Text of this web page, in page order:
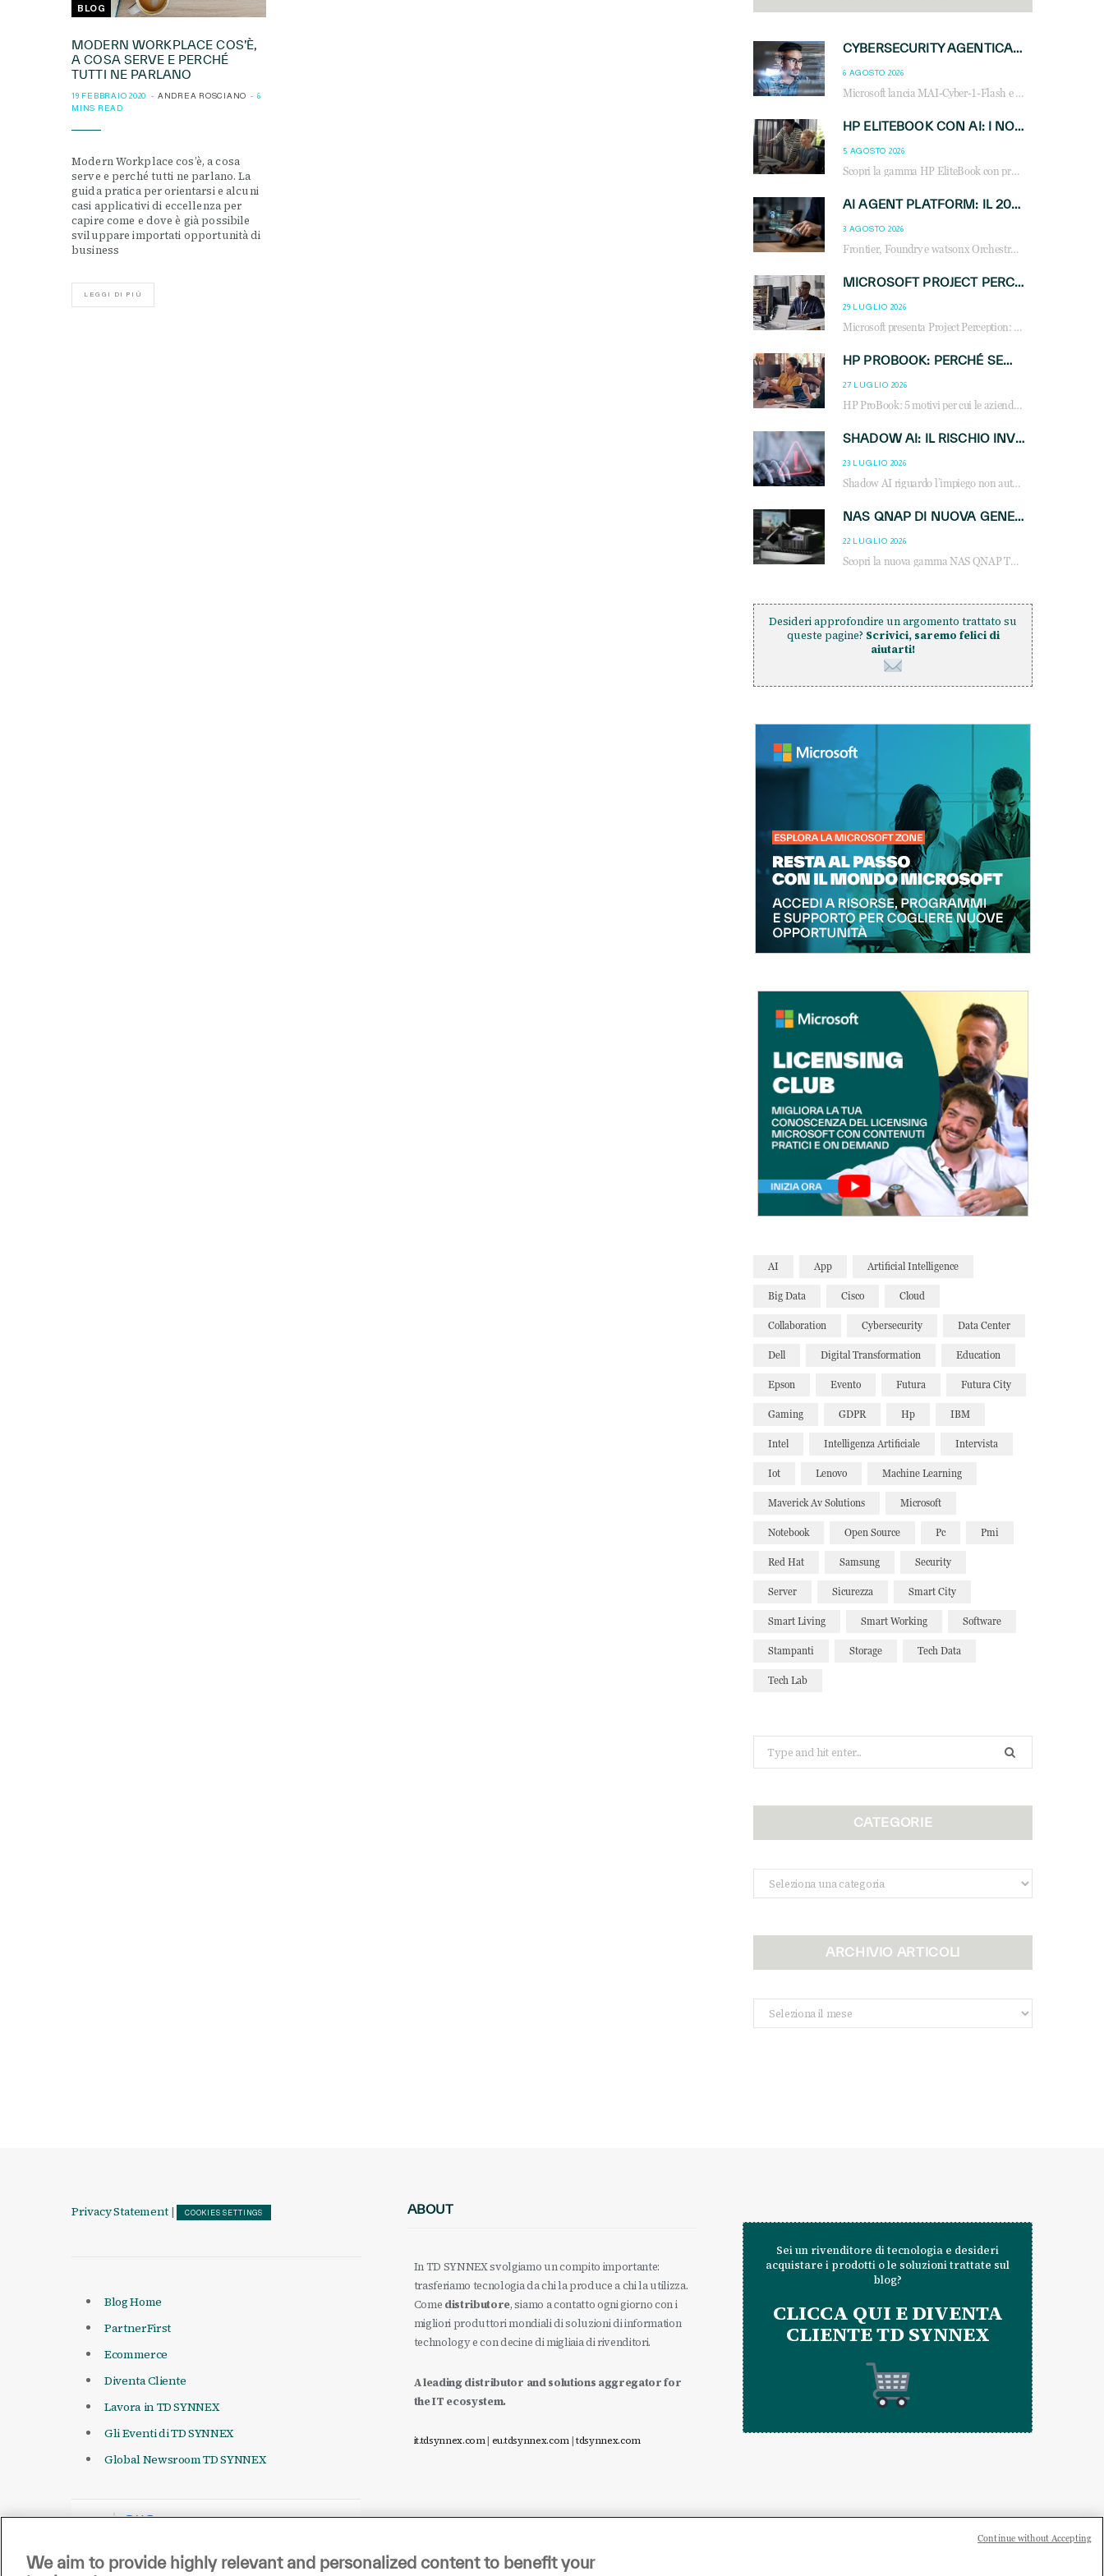
BLOG
MODERN WORKPLACE COS’È,
A COSA SERVE E PERCHÉ
TUTTI NE PARLANO
19 FEBBRAIO 2020 ANDREA ROSCIANO
6
MINS READ
Modern Workplace cos’è, a cosa
serve e perché tutti ne parlano. La
guida pratica per orientarsi e alcuni
casi applicativi di eccellenza per
capire come e dove è già possibile
sviluppare importati opportunità di
business
LEGGI DI PIÙ
CYBERSECURITY AGENTICA: CON PERCEPTION E MAI-CYBER-1-FLASH MICROSOFT APRE NUOVI SERVIZI PER IL CANALE
6 AGOSTO 2026
Microsoft lancia MAI-Cyber-1-Flash e Perception: cybersecurity agentica in preview dal 3 novembre. Cosa cambia per MSP, system integrator e reseller.
HP ELITEBOOK CON AI: I NOTEBOOK BUSINESS INTELLIGENTI CHE TRASFORMANO PRODUTTIVITÀ, SICUREZZA E LAVORO IBRIDO
5 AGOSTO 2026
Scopri la gamma HP EliteBook con processori Intel® Core™ Ultra e AMD Ryzen™ AI. Notebook business progettati per aumentare la produttività, migliorare la collaborazione e garantire sicurezza avanzata in ufficio e in mobilità.
AI AGENT PLATFORM: IL 2026 È L’ANNO DEL «SISTEMA OPERATIVO» PER GLI AGENTI AZIENDALI
3 AGOSTO 2026
Frontier, Foundry e watsonx Orchestrate: la guerra delle piattaforme AI agent ridisegna il mercato IT. Cosa cambia per reseller, MSP e system integrator.
MICROSOFT PROJECT PERCEPTION: COME GLI AGENTI AI CAMBIERANNO SOC, CYBERSECURITY E SERVIZI MSP
29 LUGLIO 2026
Microsoft presenta Project Perception: scopri come gli agenti AI possono trasformare cybersecurity, SOC e servizi gestiti degli MSP.
HP PROBOOK: PERCHÉ SEMPRE PIÙ AZIENDE SCELGONO NOTEBOOK PROGETTATI PER IL LAVORO MODERNO
27 LUGLIO 2026
HP ProBook: 5 motivi per cui le aziende scelgono i notebook business HP per migliorare produttività, sicurezza e gestione dell’AI.
SHADOW AI: IL RISCHIO INVISIBILE CHE LE AZIENDE POSSONO GOVERNARE
23 LUGLIO 2026
Shadow AI riguardo l’impiego non autorizzato di sistemi AI all’interno dell’azienda. E’ una pratica che si diffonde a partire dai dipendenti fino ai dirigenti e mette a repentaglio la cybersecurity, con costi più elevati per le organizzazioni. Due recenti report illustrano il fenomeno e forniscono dati in merito
NAS QNAP DI NUOVA GENERAZIONE: PIÙ PRESTAZIONI, SCALABILITÀ E PROTEZIONE DEI DATI PER LE INFRASTRUTTURE IT MODERNE
22 LUGLIO 2026
Scopri la nuova gamma NAS QNAP TS-h1465U-RP, TS-h1065eU e TS-h665U: storage aziendale con ZFS, DDR5, E1.S NVMe e connettività 2.5GbE per backup, virtualizzazione e cybersecurity.
Desideri approfondire un argomento trattato su
queste pagine? Scrivici, saremo felici di
aiutarti!
AI App Artificial Intelligence
Big Data Cisco Cloud
Collaboration Cybersecurity Data Center
Dell Digital Transformation Education
Epson Evento Futura Futura City
Gaming GDPR Hp IBM
Intel Intelligenza Artificiale Intervista
Iot Lenovo Machine Learning
Maverick Av Solutions Microsoft
Notebook Open Source Pc Pmi
Red Hat Samsung Security
Server Sicurezza Smart City
Smart Living Smart Working Software
Stampanti Storage Tech Data
Tech Lab
for:
CATEGORIE
Categorie
ARCHIVIO ARTICOLI
Archivio
Articoli
Privacy Statement | COOKIES SETTINGS
Blog Home
PartnerFirst
Ecommerce
Diventa Cliente
Lavora in TD SYNNEX
Gli Eventi di TD SYNNEX
Global Newsroom TD SYNNEX
ABOUT
In TD SYNNEX svolgiamo un compito importante:
trasferiamo tecnologia da chi la produce a chi la utilizza.
Come distributore, siamo a contatto ogni giorno con i
migliori produttori mondiali di soluzioni di information
technology e con decine di migliaia di rivenditori.
A leading distributor and solutions aggregator for
the IT ecosystem.
it.tdsynnex.com| eu.tdsynnex.com|tdsynnex.com
Sei un rivenditore di tecnologia e desideri
acquistare i prodotti o le soluzioni trattate sul
blog?
CLICCA QUI E DIVENTA
CLIENTE TD SYNNEX
We aim to provide highly relevant and personalized content to benefit your
Continue without Accepting